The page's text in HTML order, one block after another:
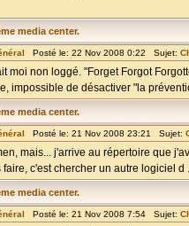
media center.
Posté le: 22 Nov 2008 0:22 Sujet:
moi non loggé. "Forget Forgot
impossible de désactiver "la
media center.
Posté le: 21 Nov 2008 23:21 Sujet:
mais... j'arrive au répertoire que
faire, c'est chercher un autre logiciel d
media center.
Posté le: 21 Nov 2008 7:54 Sujet: